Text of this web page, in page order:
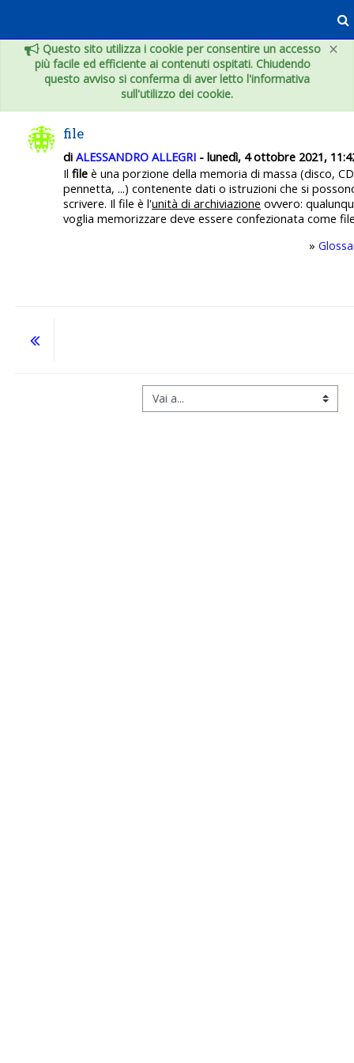
×
Questo sito utilizza i cookie per consentire un accesso
più facile ed efficiente ai contenuti ospitati. Chiudendo
questo avviso si conferma di aver letto l'informativa
sull'utilizzo dei cookie.
file
di ALESSANDRO ALLEGRI- lunedì, 4 ottobre 2021,
Il fileè una porzione della memoria di massa (disco,
pennetta, ...) contenente dati o istruzioni che si
scrivere. Il file è l'unità di archiviazione ovvero:
voglia memorizzare deve essere confezionata come
»
Vai a...